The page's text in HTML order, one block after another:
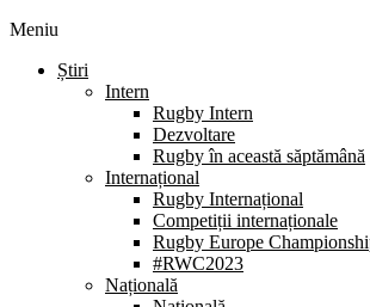
Meniu
Știri
Intern
Rugby Intern
Dezvoltare
Rugby în această săptămână
Internațional
Rugby Internațional
Competiții internaționale
Rugby Europe
#RWC2023
Națională